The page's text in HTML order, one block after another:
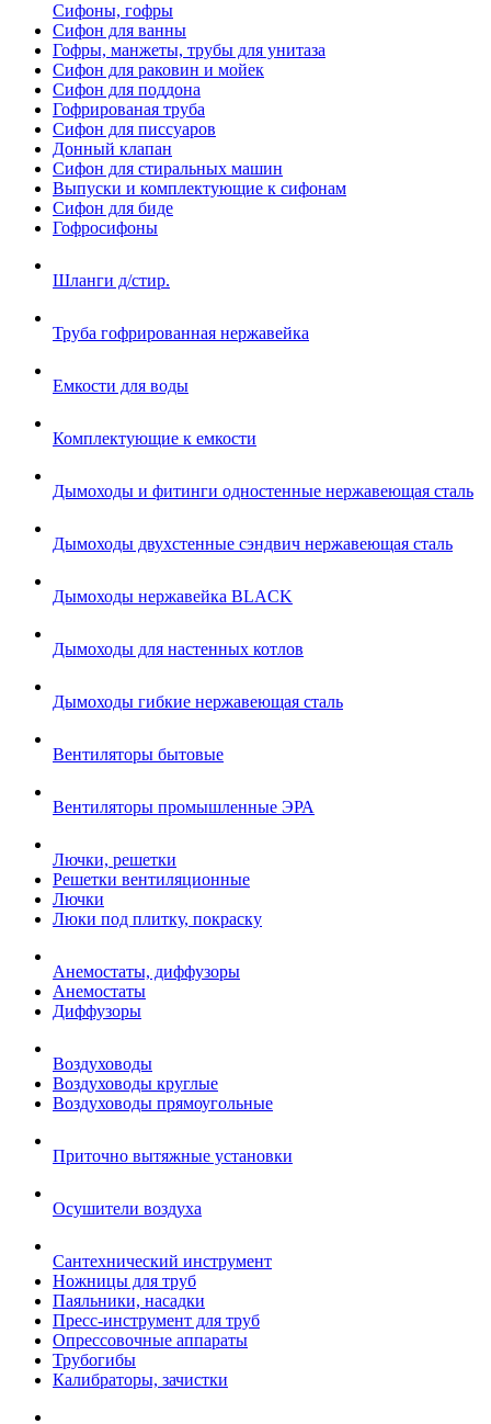
Сифоны, гофры
Сифон для ванны
Гофры, манжеты, трубы для унитаза
Сифон для раковин и мойек
Сифон для поддона
Гофрированая труба
Сифон для писсуаров
Донный клапан
Сифон для стиральных машин
Выпуски и комплектующие к сифонам
Сифон для биде
Гофросифоны
Шланги д/стир.
Труба гофрированная нержавейка
Емкости для воды
Комплектующие к емкости
Дымоходы и фитинги одностенные нержавеющая сталь
Дымоходы двухстенные сэндвич нержавеющая сталь
Дымоходы нержавейка BLACK
Дымоходы для настенных котлов
Дымоходы гибкие нержавеющая сталь
Вентиляторы бытовые
Вентиляторы промышленные ЭРА
Лючки, решетки
Решетки вентиляционные
Лючки
Люки под плитку, покраску
Анемостаты, диффузоры
Анемостаты
Диффузоры
Воздуховоды
Воздуховоды круглые
Воздуховоды прямоугольные
Приточно вытяжные установки
Осушители воздуха
Сантехнический инструмент
Ножницы для труб
Паяльники, насадки
Пресс-инструмент для труб
Опрессовочные аппараты
Трубогибы
Калибраторы, зачистки